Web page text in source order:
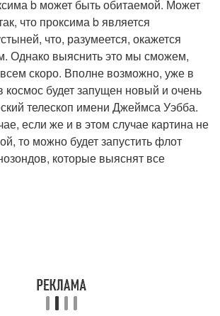
b может быть обитаемой. Может
что проксима b является
что, разумеется, окажется
Однако выяснить это мы сможем,
скоро. Вполне возможно, уже в
космос будет запущен новый и очень
телескоп имени Джеймса Уэбба.
если же и в этом случае картина не
то можно будет запустить флот
которые выяснят все